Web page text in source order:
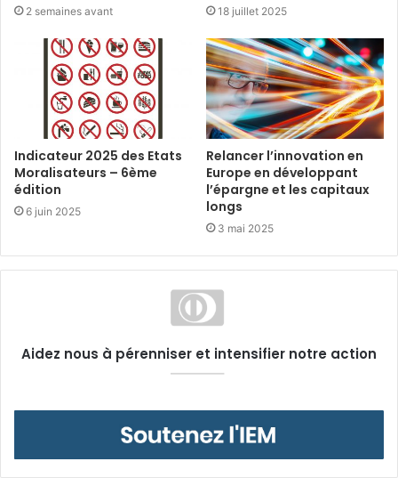
2 semaines avant 18 juillet 2025
Indicateur 2025 des Etats
Moralisateurs – 6ème
édition
6 juin 2025
Relancer l’innovation en
Europe en développant
l’épargne et les capitaux
longs
3 mai 2025
Aidez nous à pérenniser et intensifier notre action